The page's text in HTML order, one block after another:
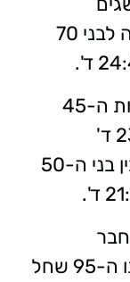
שניצח במקצה לבני 70
ניצחה בין בנות ה-45
כשעברה כ-3 ק"מ בזמן של 23:12 ד'
היה שני בין בני ה-50
את יום הולדתו ה-95 שחל